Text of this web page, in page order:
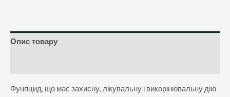
Опис товару
Фунгіцид, що має захисну, лікувальну і викорінювальну дію